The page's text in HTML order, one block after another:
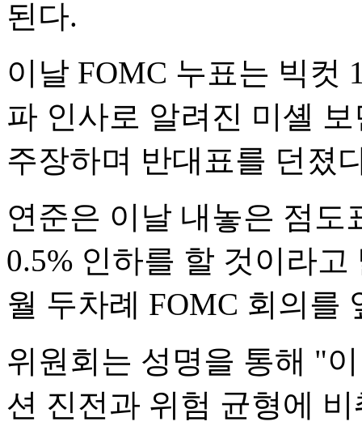
된다.
이날 FOMC 누표는 빅컷
파 인사로 알려진 미셸
주장하며 반대표를 던졌
연준은 이날 내놓은 점도
0.5% 인하를 할 것이라
월 두차례 FOMC 회의를
위원회는 성명을 통해 "
션 진전과 위험 균형에